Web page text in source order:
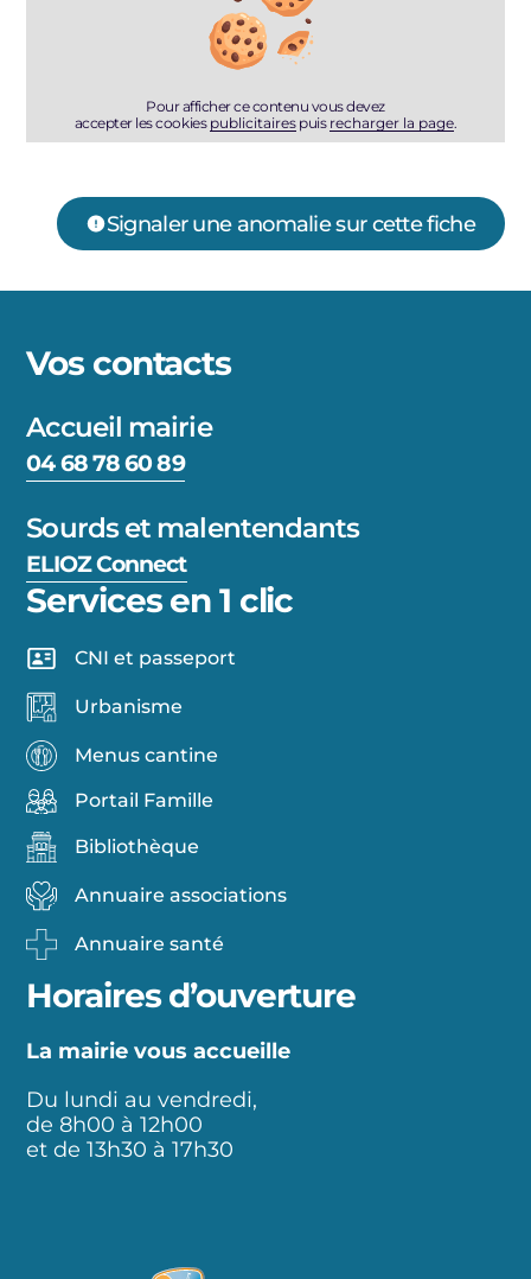
Pour afficher ce contenu vous devez
accepter les cookies publicitairespuis recharger la page.
Signaler une anomalie sur cette fiche
Vos contacts
Accueil mairie
04 68 78 60 89
Sourds et malentendants
ELIOZ Connect
Services en 1 clic
CNI et passeport
Urbanisme
Menus cantine
Portail Famille
Bibliothèque
Annuaire associations
Annuaire santé
Horaires d’ouverture
La mairie vous accueille
Du lundi au vendredi,
de 8h00 à 12h00
et de 13h30 à 17h30